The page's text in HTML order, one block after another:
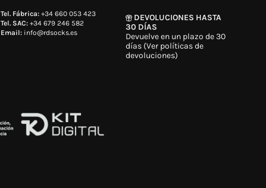
Tel. Fábrica: +34 660 053 423
Tel. SAC: +34 679 246 582
Email: info@rdsocks.es
DEVOLUCIONES HASTA
30 DÍAS
Devuelve en un plazo de 30
días (Ver políticas de
devoluciones)